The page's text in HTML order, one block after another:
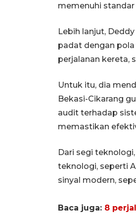
memenuhi standar
Lebih lanjut,
padat dengan pola
perjalanan kereta,
Untuk itu, dia
Bekasi-Cikarang
audit terhadap
memastikan
Dari segi
teknologi, seperti
sinyal modern,
Baca juga: 8